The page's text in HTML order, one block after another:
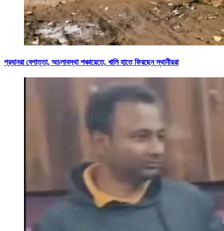
প্রধানরা বেপাত্তা, অচলাবস্থা পঞ্চায়েতে, খালি হাতে ফিরছেন স্থানীয়রা